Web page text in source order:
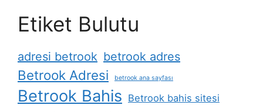
Etiket Bulutu
adresi betrook betrook adres
Betrook Adresi betrook ana sayfası
Betrook Bahis Betrook bahis sitesi